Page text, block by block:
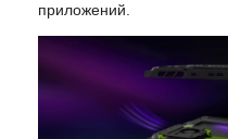
приложений.